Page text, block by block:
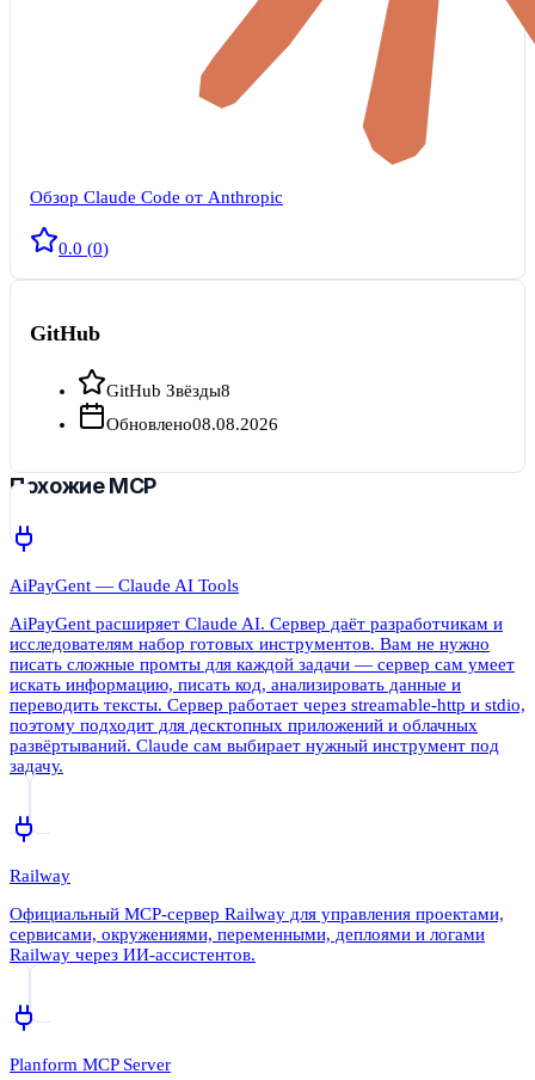
Обзор Claude Code от Anthropic
0.0 (0)
GitHub
GitHub Звёзды8
Обновлено08.08.2026
Похожие MCP
AiPayGent — Claude AI Tools
AiPayGent расширяет Claude AI. Сервер даёт разработчикам и
исследователям набор готовых инструментов. Вам не нужно
писать сложные промты для каждой задачи — сервер сам умеет
искать информацию, писать код, анализировать данные и
переводить тексты. Сервер работает через streamable-http и stdio,
поэтому подходит для десктопных приложений и облачных
развёртываний. Claude сам выбирает нужный инструмент под
задачу.
Railway
Официальный MCP-сервер Railway для управления проектами,
сервисами, окружениями, переменными, деплоями и логами
Railway через ИИ-ассистентов.
Planform MCP Server